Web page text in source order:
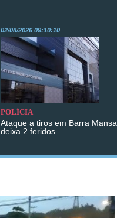
02/08/2026 09:10:10
POLÍCIA
Ataque a tiros em Barra Mansa
deixa 2 feridos